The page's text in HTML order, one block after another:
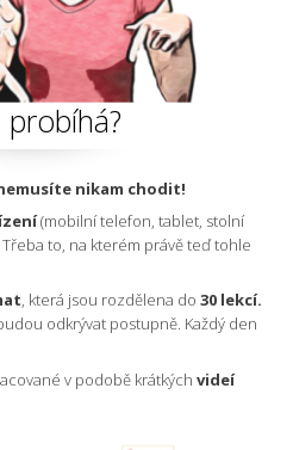
probíhá?
nikam chodit!
(mobilní telefon, tablet, stolní
to, na kterém právě teď tohle
, která jsou rozdělena do 30 lekcí.
odkrývat postupně. Každý den
v podobě krátkých videí